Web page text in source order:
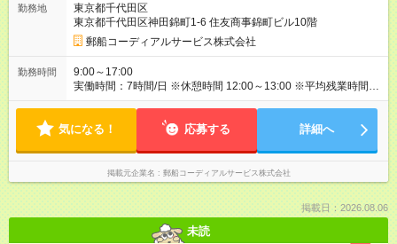
勤務地
東京都千代田区
東京都千代田区神田錦町1-6 住友商事錦町ビル10階
郵船コーディアルサービス株式会社
勤務時間
9:00～17:00
実働時間：7時間/日 ※休憩時間 12:00～13:00 ※平均残業時間10
時間／月（2024年度 法定外時間外実績・全社平均）
気になる！ 応募する 詳細へ
掲載元企業名 郵船コーディアルサービス株式会社
掲載日：2026.08.06
未読